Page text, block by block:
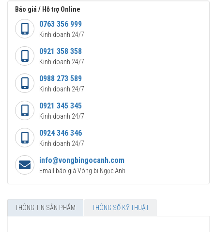
Báo giá / Hỗ trợ Online
0763 356 999
Kinh doanh 24/7
0921 358 358
Kinh doanh 24/7
0988 273 589
Kinh doanh 24/7
0921 345 345
Kinh doanh 24/7
0924 346 346
Kinh doanh 24/7
info@vongbingocanh.com
Email báo giá Vòng bi Ngọc Anh
THÔNG TIN SẢN PHẨM THÔNG SỐ KỸ THUẬT